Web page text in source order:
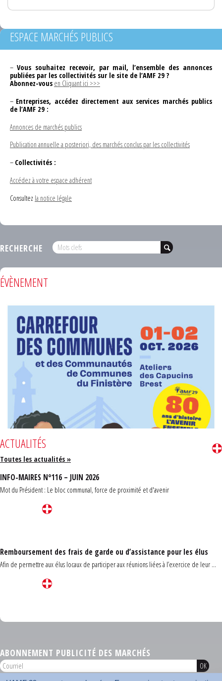
ESPACE MARCHÉS PUBLICS
– Vous souhaitez recevoir, par mail, l’ensemble des annonces
publiées par les collectivités sur le site de l’AMF 29 ?
Abonnez-vous en Cliquant ici >>>
– Entreprises, accédez directement aux services marchés publics
de l’AMF 29 :
Annonces de marchés publics
Publication annuelle a posteriori, des marchés conclus par les collectivités
– Collectivités :
Accédez à votre espace adhérent
Consultez la notice légale
RECHERCHE
ÉVÈNEMENT
ACTUALITÉS
Toutes les actualités »
INFO-MAIRES N°116 – JUIN 2026
Mot du Président : Le bloc communal, force de proximité et d'avenir
Remboursement des frais de garde ou d’assistance pour les élus
Afin de permettre aux élus locaux de participer aux réunions liées à l’exercice de leur ...
ABONNEMENT PUBLICITÉ DES MARCHÉS